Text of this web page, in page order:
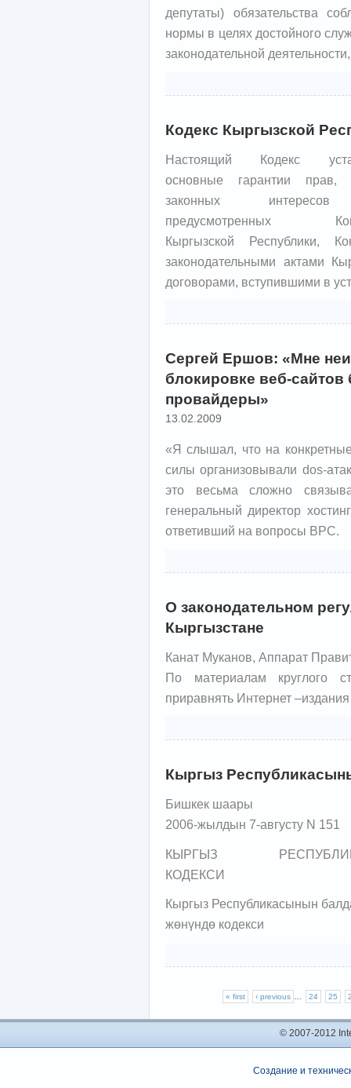
депутаты) обязательства
нормы в целях достойного
законодательной
Кодекс Кыргызской
Настоящий Кодекс
основные гарантии прав,
законных
предусмотренных
Кыргызской Республики,
законодательными актами
договорами, вступившими в
Сергей Ершов: «Мне
блокировке веб-
провайдеры»
13.02.2009
«Я слышал, что на
силы организовывали dos-
это весьма сложно
генеральный директор
ответивший на вопросы ВРС.
О законодательном
Кыргызстане
Канат Муканов, Аппарат
По материалам круглого
приравнять Интернет
Кыргыз
Бишкек шаары
2006-жылдын 7-августу N 151
КЫРГЫЗ
КОДЕКСИ
Кыргыз Республикасынын
жөнүндө кодекси
« first ‹ previous 24 25
© 2007-2012
Создание и